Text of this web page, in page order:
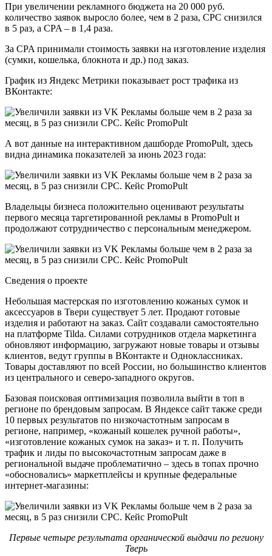
При увеличении рекламного бюджета на 20 000 руб.
количество заявок выросло более, чем в 2 раза, CPC снизился
в 5 раз, а CPA – в 1,4 раза.
За CPA принимали стоимость заявки на изготовление изделия
(сумки, кошелька, блокнота и др.) под заказ.
График из Яндекс Метрики показывает рост трафика из
ВКонтакте:
А вот данные на интерактивном дашборде PromoPult, здесь
видна динамика показателей за июнь 2023 года:
Владельцы бизнеса положительно оценивают результаты
первого месяца таргетированной рекламы в PromoPult и
продолжают сотрудничество с персональным менеджером.
Сведения о проекте
Небольшая мастерская по изготовлению кожаных сумок и
аксессуаров в Твери существует 5 лет. Продают готовые
изделия и работают на заказ. Сайт создавали самостоятельно
на платформе Tilda. Силами сотрудников отдела маркетинга
обновляют информацию, загружают новые товары и отзывы
клиентов, ведут группы в ВКонтакте и Одноклассниках.
Товары доставляют по всей России, но большинство клиентов
из центрального и северо-западного округов.
Базовая поисковая оптимизация позволила выйти в топ в
регионе по брендовым запросам. В Яндексе сайт также среди
10 первых результатов по низкочастотным запросам в
регионе, например, «кожаный кошелек ручной работы»,
«изготовление кожаных сумок на заказ» и т. п. Получить
трафик и лиды по высокочастотным запросам даже в
региональной выдаче проблематично – здесь в топах прочно
«обосновались» маркетплейсы и крупные федеральные
интернет-магазины:
Первые четыре результата органической выдачи по региону
Тверь